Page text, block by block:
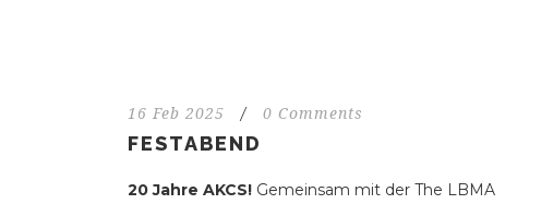
16 Feb 2025 / 0 Comments
FESTABEND
20 Jahre AKCS! Gemeinsam mit der The LBMA